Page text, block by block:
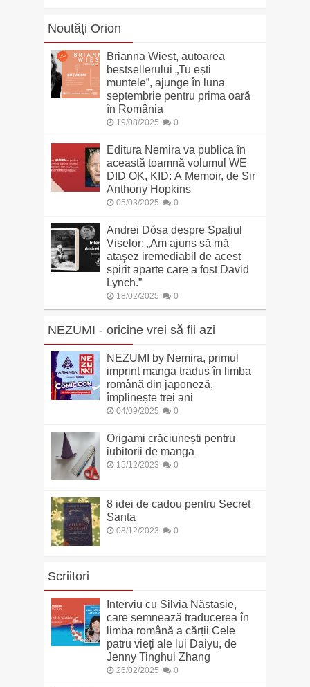
Noutăți Orion
Brianna Wiest, autoarea
bestsellerului „Tu ești
muntele”, ajunge în luna
septembrie pentru prima oară
în România
19/08/2025 0
Editura Nemira va publica în
această toamnă volumul WE
DID OK, KID: A Memoir, de Sir
Anthony Hopkins
05/03/2025 0
Andrei Dósa despre Spațiul
Viselor: „Am ajuns să mă
ataşez iremediabil de acest
spirit aparte care a fost David
Lynch.”
18/02/2025 0
NEZUMI - oricine vrei să fii azi
NEZUMI by Nemira, primul
imprint manga tradus în limba
română din japoneză,
împlinește trei ani
04/09/2025 0
Origami crăciunești pentru
iubitorii de manga
15/12/2023 0
8 idei de cadou pentru Secret
Santa
08/12/2023 0
Scriitori
Interviu cu Silvia Năstasie,
care semnează traducerea în
limba română a cărții Cele
patru vieți ale lui Daiyu, de
Jenny Tinghui Zhang
26/02/2025 0